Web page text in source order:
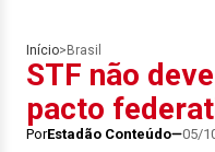
Início> Brasil
STF não
pacto
PorEstadão Conteúdo 05/